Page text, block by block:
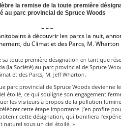
la remise de la toute première
au parc provincial de Spruce Woods
– – –
à découvrir les parcs la nuit,
du Climat et des Parcs, M. Wharton
toute première désignation en tant que
(la Société) au parc provincial de Spruce
et des Parcs, M. Jeff Wharton.
parc provincial de Spruce Woods devienne
étoilé, ce qui souligne son engagement
les visiteurs à propos de la pollution
cette étape importante. J’en profite
cette désignation, qui bonifiera
naturel sous un ciel étoilé. »